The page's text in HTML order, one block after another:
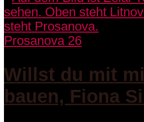
Prosanova 26
Willst du mit
bauen, Fiona